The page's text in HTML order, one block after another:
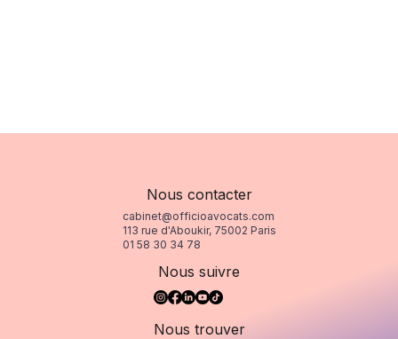
Nous contacter
cabinet@officioavocats.com
113 rue d'Aboukir, 75002 Paris
01 58 30 34 78
Nous trouver
Nous suivre